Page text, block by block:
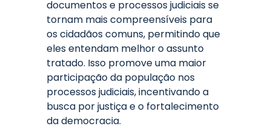
documentos e processos judiciais se
tornam mais compreensíveis para
os cidadãos comuns, permitindo que
eles entendam melhor o assunto
tratado. Isso promove uma maior
participação da população nos
processos judiciais, incentivando a
busca por justiça e o fortalecimento
da democracia.